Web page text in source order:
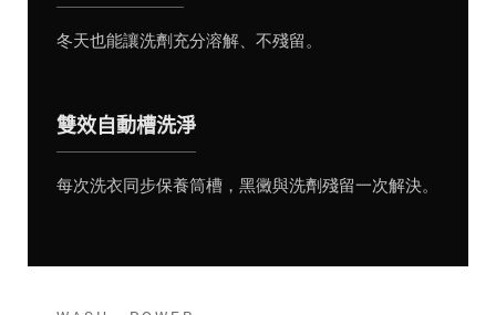
冬天也能讓洗劑充分溶解、不殘留。
雙效自動槽洗淨
每次洗衣同步保養筒槽，黑黴與洗劑殘留一次解決。